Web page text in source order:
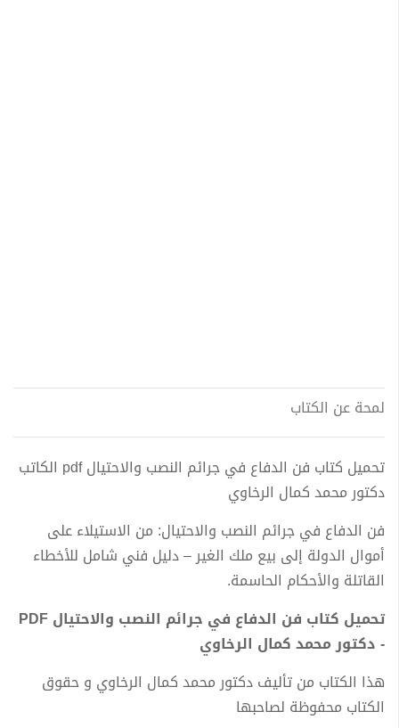
لمحة عن الكتاب
تحميل كتاب فن الدفاع في جرائم النصب والاحتيال pdf الكاتب
دكتور محمد كمال الرخاوي
فن الدفاع في جرائم النصب والاحتيال: من الاستيلاء على
أموال الدولة إلى بيع ملك الغير – دليل فني شامل للأخطاء
القاتلة والأحكام الحاسمة.
تحميل كتاب فن الدفاع في جرائم النصب والاحتيال PDF
- دكتور محمد كمال الرخاوي
هذا الكتاب من تأليف دكتور محمد كمال الرخاوي و حقوق
الكتاب محفوظة لصاحبها